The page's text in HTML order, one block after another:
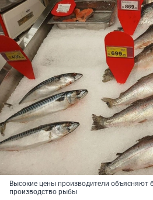
Высокие цены производители
производство рыбы